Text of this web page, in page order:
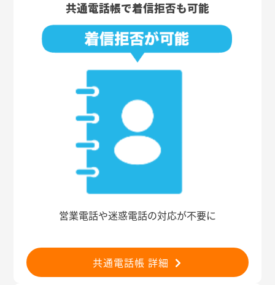
共通電話帳で着信拒否も可能
営業電話や迷惑電話の対応が不要に
共通電話帳 詳細